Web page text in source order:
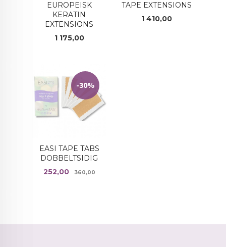
EUROPEISK
KERATIN
EXTENSIONS
Pris
1 175,00
TAPE EXTENSIONS
Pris
1 410,00
EASI TAPE TABS
DOBBELTSIDIG
Tilbud
252,00 360,00Rabatt
-30%